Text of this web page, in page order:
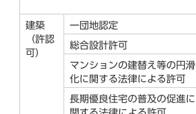
建築
（許認
可）
一団地認定
総合設計許可
マンションの建替え等の円滑
化に関する法律による許可
長期優良住宅の普及の促進に